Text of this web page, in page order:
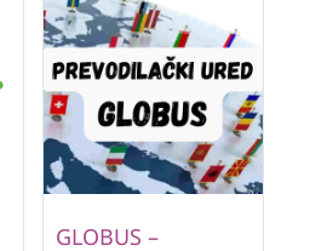
GLOBUS –